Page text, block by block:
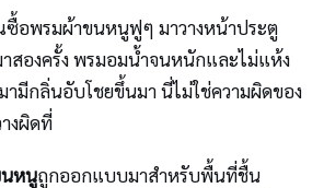
อพรมผ้าขนหนูฟูๆ มาวางหน้าประตู
สองครั้ง พรมอมน้ำจนหนักและไม่แห้ง
มีกลิ่นอับโชยขึ้นมา นี่ไม่ใช่ความผิดของ
งผิดที่
นหนูถูกออกแบบมาสำหรับพื้นที่ชื้น